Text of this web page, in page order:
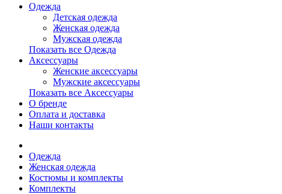
Одежда
Детская одежда
Женская одежда
Мужская одежда
Показать все Одежда
Аксессуары
Женские аксессуары
Мужские аксессуары
Показать все Аксессуары
О бренде
Оплата и доставка
Наши контакты
Одежда
Женская одежда
Костюмы и комплекты
Комплекты